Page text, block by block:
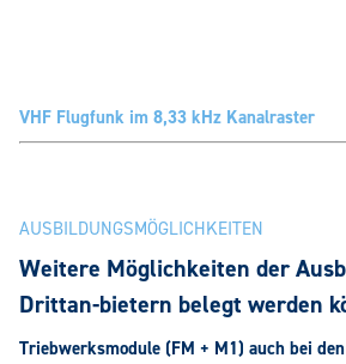
VHF Flugfunk im 8,33 kHz Kanalraster
AUSBILDUNGSMÖGLICHKEITEN
Weitere Möglichkeiten der
Drittan-bietern belegt werden
Triebwerksmodule (FM + M1) auch bei